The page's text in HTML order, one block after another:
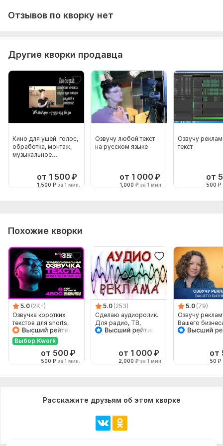
Отзывов по кворку нет
Другие кворки продавца
Кино для ушей: голос,
обработка, монтаж,
музыкальное
от 1 500 ₽
1,500 ₽ за 1 мин.
Озвучу любой текст
на русском языке
от 1 000 ₽
1,000 ₽ за 1 мин.
Озвучу
текст
от
500 ₽
Похожие кворки
5.0 (2K+)
Озвучка коротких
текстов для shorts,
tiktok, рекламного
ролика, IVR
Выбор Kwork
от 500 ₽
500 ₽ за 1 мин.
5.0 (253)
Сделаю аудиоролик.
Для радио, ТВ,
торговых центров
от 1 000 ₽
2,000 ₽ за 1 мин.
5.0 (79)
Озвучу
Вашего
от
50 ₽
Расскажите друзьям об этом кворке